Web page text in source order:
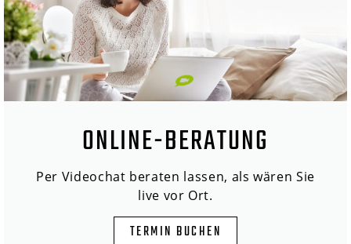
ONLINE-BERATUNG
Per Videochat beraten lassen, als wären Sie
live vor Ort.
TERMIN BUCHEN